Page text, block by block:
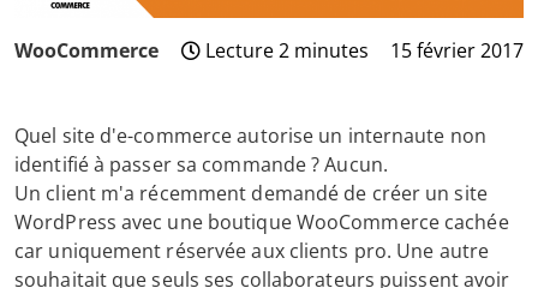
WooCommerce Lecture 2 minutes 15 février 2017
3
Quel site d'e-commerce autorise un internaute non
identifié à passer sa commande ? Aucun.
Un client m'a récemment demandé de créer un site
WordPress avec une boutique WooCommerce cachée
car uniquement réservée aux clients pro. Une autre
souhaitait que seuls ses collaborateurs puissent avoir